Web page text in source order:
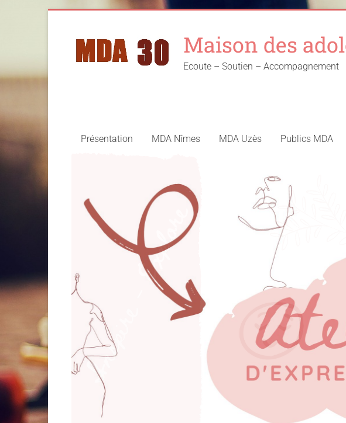
content
Maison des
Ecoute – Soutien – Accompagnement
Présentation MDA Nîmes MDA Uzès Publics MDA